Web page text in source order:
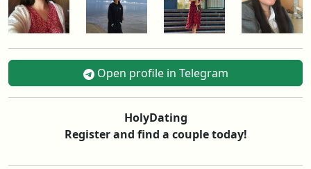
Open profile in Telegram
HolyDating
Register and find a couple today!